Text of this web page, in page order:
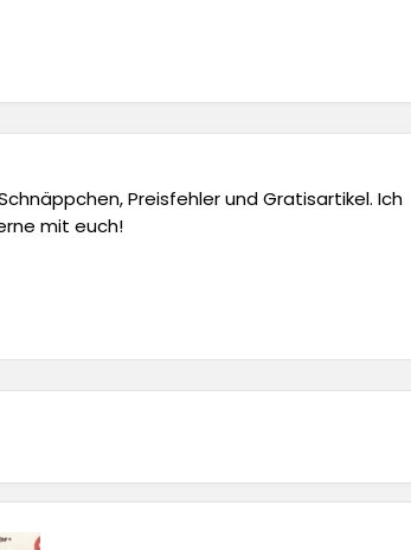
Preisfehler und Gratisartikel. Ich
mit euch!